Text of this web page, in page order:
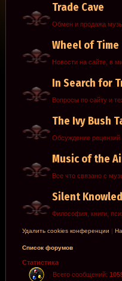
Trade Cave
Обмен и продажа
Wheel of Time
Новости на сайте, в
In Search for
Вопросы по сайту и
The Ivy Bush
Обсуждение
Music of the
Все что связано с
Silent
Философия, книги,
Удалить cookies конференции |
Список форумов
Статистика
Всего сообщений: